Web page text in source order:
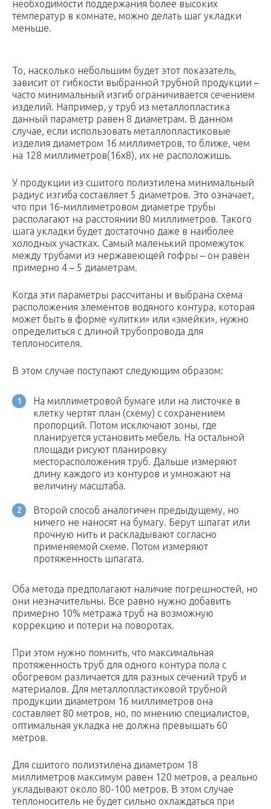
необходимости поддержания более высоких
температур в комнате, можно делать шаг укладки
меньше.
То, насколько небольшим будет этот показатель,
зависит от гибкости выбранной трубной продукции –
часто минимальный изгиб ограничивается сечением
изделий. Например, у труб из металлопластика
данный параметр равен 8 диаметрам. В данном
случае, если использовать металлопластиковые
изделия диаметром 16 миллиметров, то ближе, чем
на 128 миллиметров(16х8), их не расположишь.
У продукции из сшитого полиэтилена минимальный
радиус изгиба составляет 5 диаметров. Это означает,
что при 16-миллиметровом диаметре трубы
располагают на расстоянии 80 миллиметров. Такого
шага укладки будет достаточно даже в наиболее
холодных участках. Самый маленький промежуток
между трубами из нержавеющей гофры – он равен
примерно 4 – 5 диаметрам.
Когда эти параметры рассчитаны и выбрана схема
расположения элементов водяного контура, которая
может быть в форме «улитки» или «змейки», нужно
определиться с длиной трубопровода для
теплоносителя.
В этом случае поступают следующим образом:
На миллиметровой бумаге или на листочке в
клетку чертят план (схему) с сохранением
пропорций. Потом исключают зоны, где
планируется установить мебель. На остальной
площади рисуют планировку
месторасположения труб. Дальше измеряют
длину каждого из контуров и умножают на
величину масштаба.
Второй способ аналогичен предыдущему, но
ничего не наносят на бумагу. Берут шпагат или
прочную нить и раскладывают согласно
применяемой схеме. Потом измеряют
протяженность шпагата.
Оба метода предполагают наличие погрешностей, но
они незначительны. Все равно нужно добавить
примерно 10% метража труб на возможную
коррекцию и потери на поворотах.
При этом нужно помнить, что максимальная
протяженность труб для одного контура пола с
обогревом различается для разных сечений труб и
материалов. Для металлопластиковой трубной
продукции диаметром 16 миллиметров она
составляет 80 метров, но, по мнению специалистов,
оптимальная укладка не должна превышать 60
метров.
Для сшитого полиэтилена диаметром 18
миллиметров максимум равен 120 метров, а реально
укладывают около 80-100 метров. В этом случае
теплоноситель не будет сильно охлаждаться при